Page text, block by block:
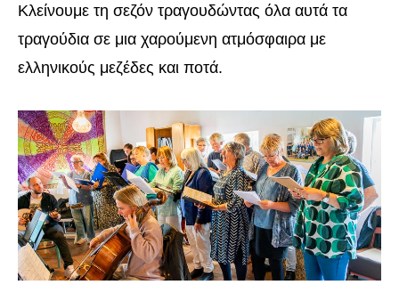
Κλείνουμε τη σεζόν τραγουδώντας όλα αυτά τα
τραγούδια σε μια χαρούμενη ατμόσφαιρα με
ελληνικούς μεζέδες και ποτά.